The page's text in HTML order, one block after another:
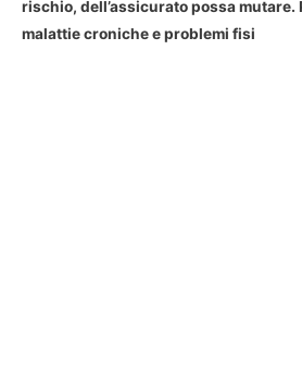
rischio, dell’assicurato possa mutare.
malattie croniche e problemi fisi